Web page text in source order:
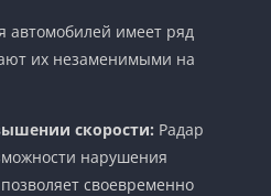
автомобилей имеет ряд
их незаменимыми на
скорости: Радар
нарушения
своевременно